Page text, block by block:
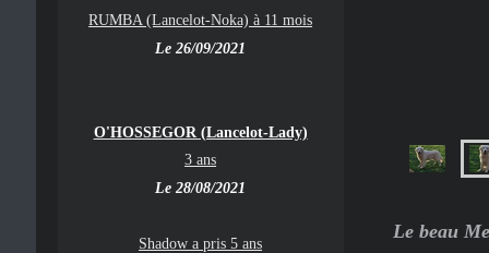
Le beau
RUMBA (Lancelot-Noka) à 11 mois
Le 26/09/2021
O'HOSSEGOR (Lancelot-Lady)
3 ans
Le 28/08/2021
Shadow a pris 5 ans